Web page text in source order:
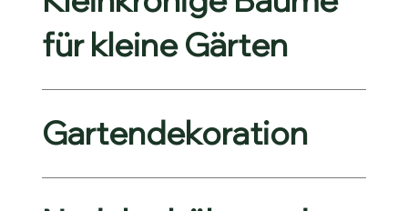
für kleine Gärten
Gartendekoration